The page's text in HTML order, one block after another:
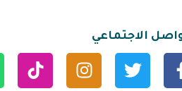
الاجتماعي